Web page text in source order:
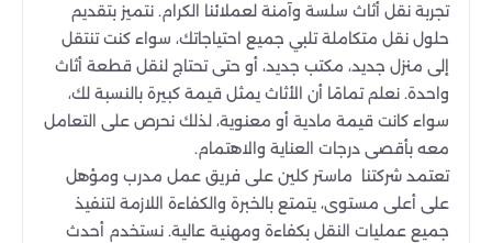
تجربة نقل أثاث سلسة وآمنة لعملائنا الكرام. نتميز بتقديم
حلول نقل متكاملة تلبي جميع احتياجاتك، سواء كنت تنتقل
إلى منزل جديد، مكتب جديد، أو حتى تحتاج لنقل قطعة أثاث
واحدة. نعلم تمامًا أن الأثاث يمثل قيمة كبيرة بالنسبة لك،
سواء كانت قيمة مادية أو معنوية، لذلك نحرص على التعامل
معه بأقصى درجات العناية والاهتمام.
تعتمد شركتنا ماستر كلين على فريق عمل مدرب ومؤهل
على أعلى مستوى، يتمتع بالخبرة والكفاءة اللازمة لتنفيذ
جميع عمليات النقل بكفاءة ومهنية عالية. نستخدم أحدث